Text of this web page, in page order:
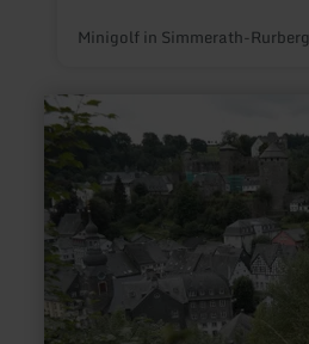
Minigolf in Simmerath-Rurberg
mehr
erfahren
Trampelpfadlauf